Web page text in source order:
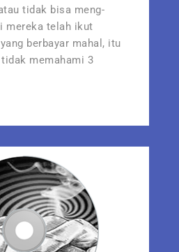
tidak bisa meng-
mereka telah ikut
berbayar mahal, itu
memahami 3